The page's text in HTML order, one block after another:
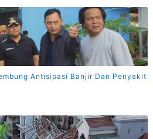
Antisipasi Banjir Dan Penyakit